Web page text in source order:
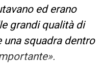
ed erano
grandi qualità di
una squadra dentro